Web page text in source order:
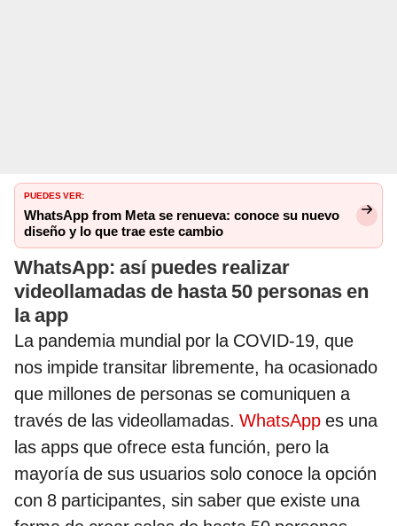
PUEDES VER:
WhatsApp from Meta se renueva: conoce su nuevo
diseño y lo que trae este cambio
WhatsApp: así puedes realizar
videollamadas de hasta 50 personas en
la app
La pandemia mundial por la COVID-19, que
nos impide transitar libremente, ha ocasionado
que millones de personas se comuniquen a
través de las videollamadas. WhatsApp es una
las apps que ofrece esta función, pero la
mayoría de sus usuarios solo conoce la opción
con 8 participantes, sin saber que existe una